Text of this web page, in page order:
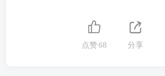
点赞68 分享